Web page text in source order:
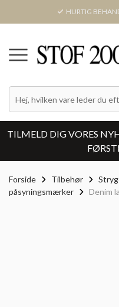
HURTIG
TILMELD DIG VORES
Forside Tilbehør
påsyningsmærker
Denim